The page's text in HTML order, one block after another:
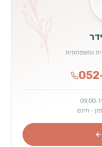
ומשפחתית
- חינם